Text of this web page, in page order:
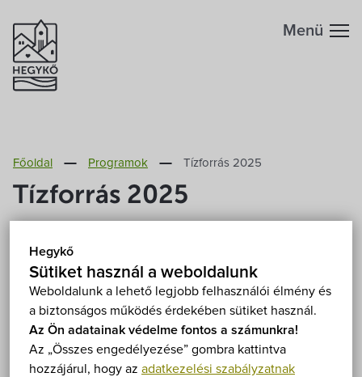
Hegykő
Sütiket használ a weboldalunk
Weboldalunk a lehető legjobb felhasználói élmény és
a biztonságos működés érdekében sütiket használ.
Az Ön adatainak védelme fontos a számunkra!
Az „Összes engedélyezése” gombra kattintva
hozzájárul, hogy az adatkezelési szabályzatnak
Fontos telefonszámok
Földrajzi adottság
Éghajlat
Hegykő történelme
Szabadidő
Éttermek
Programok
Önkormányzat
Menü
Főoldal Programok Tízforrás 2025
Tízforrás 2025
Hegykő, Fertőhomok, Hidegség, Sarród
Mutasd a térképen
Fizetős Fesztivál Film Foglalkozás
Kiállítás Koncert Szabadtéri Túra